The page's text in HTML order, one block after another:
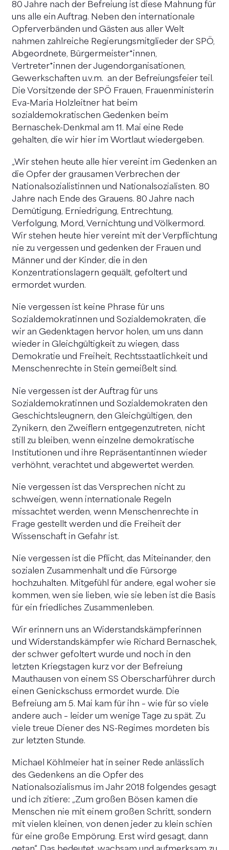
80 Jahre nach der Befreiung ist diese Mahnung für
uns alle ein Auftrag. Neben den internationale
Opferverbänden und Gästen aus aller Welt
nahmen zahlreiche Regierungsmitglieder der SPÖ,
Abgeordnete, Bürgermeister*innen,
Vertreter*innen der Jugendorganisationen,
Gewerkschaften u.v.m. an der Befreiungsfeier teil.
Die Vorsitzende der SPÖ Frauen, Frauenministerin
Eva-Maria Holzleitner hat beim
sozialdemokratischen Gedenken beim
Bernaschek-Denkmal am 11. Mai eine Rede
gehalten, die wir hier im Wortlaut wiedergeben.
„Wir stehen heute alle hier vereint im Gedenken an
die Opfer der grausamen Verbrechen der
Nationalsozialistinnen und Nationalsozialisten. 80
Jahre nach Ende des Grauens. 80 Jahre nach
Demütigung, Erniedrigung, Entrechtung,
Verfolgung, Mord, Vernichtung und Völkermord.
Wir stehen heute hier vereint mit der Verpflichtung
nie zu vergessen und gedenken der Frauen und
Männer und der Kinder, die in den
Konzentrationslagern gequält, gefoltert und
ermordet wurden.
Nie vergessen ist keine Phrase für uns
Sozialdemokratinnen und Sozialdemokraten, die
wir an Gedenktagen hervor holen, um uns dann
wieder in Gleichgültigkeit zu wiegen, dass
Demokratie und Freiheit, Rechtsstaatlichkeit und
Menschenrechte in Stein gemeißelt sind.
Nie vergessen ist der Auftrag für uns
Sozialdemokratinnen und Sozialdemokraten den
Geschichtsleugnern, den Gleichgültigen, den
Zynikern, den Zweiflern entgegenzutreten, nicht
still zu bleiben, wenn einzelne demokratische
Institutionen und ihre Repräsentantinnen wieder
verhöhnt, verachtet und abgewertet werden.
Nie vergessen ist das Versprechen nicht zu
schweigen, wenn internationale Regeln
missachtet werden, wenn Menschenrechte in
Frage gestellt werden und die Freiheit der
Wissenschaft in Gefahr ist.
Nie vergessen ist die Pflicht, das Miteinander, den
sozialen Zusammenhalt und die Fürsorge
hochzuhalten. Mitgefühl für andere, egal woher sie
kommen, wen sie lieben, wie sie leben ist die Basis
für ein friedliches Zusammenleben.
Wir erinnern uns an Widerstandskämpferinnen
und Widerstandskämpfer wie Richard Bernaschek,
der schwer gefoltert wurde und noch in den
letzten Kriegstagen kurz vor der Befreiung
Mauthausen von einem SS Oberscharführer durch
einen Genickschuss ermordet wurde. Die
Befreiung am 5. Mai kam für ihn – wie für so viele
andere auch – leider um wenige Tage zu spät. Zu
viele treue Diener des NS-Regimes mordeten bis
zur letzten Stunde.
Michael Köhlmeier hat in seiner Rede anlässlich
des Gedenkens an die Opfer des
Nationalsozialismus im Jahr 2018 folgendes gesagt
und ich zitiere: „Zum großen Bösen kamen die
Menschen nie mit einem großen Schritt, sondern
mit vielen kleinen, von denen jeder zu klein schien
für eine große Empörung. Erst wird gesagt, dann